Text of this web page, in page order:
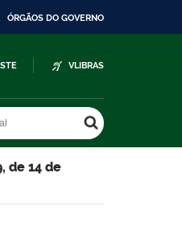
ÓRGÃOS DO GOVERNO
VLIBRAS
de 14 de